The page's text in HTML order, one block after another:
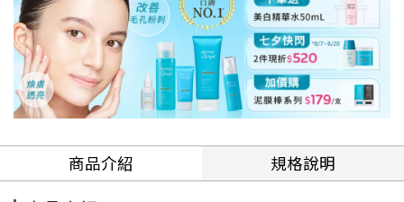
商品介紹 規格說明